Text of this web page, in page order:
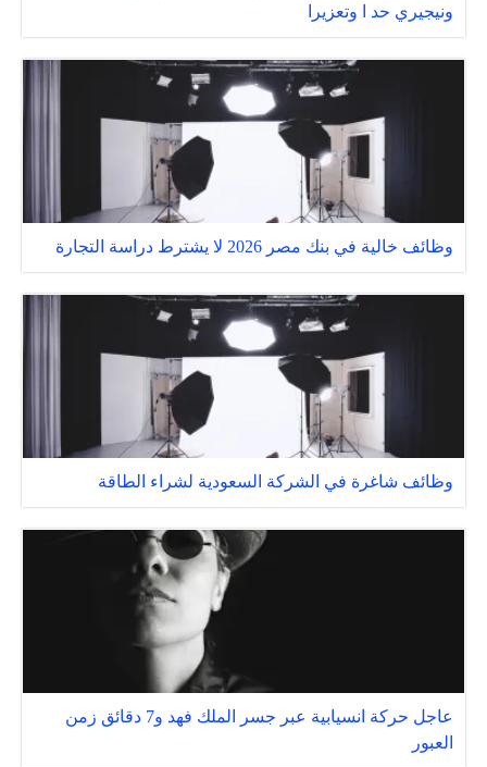
ونيجيري حد ا وتعزيرا
وظائف خالية في بنك مصر 2026 لا يشترط دراسة التجارة
وظائف شاغرة في الشركة السعودية لشراء الطاقة
عاجل حركة انسيابية عبر جسر الملك فهد و7 دقائق زمن
العبور